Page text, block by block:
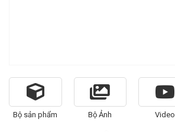
Bộ sản phẩm Bộ Ảnh Video